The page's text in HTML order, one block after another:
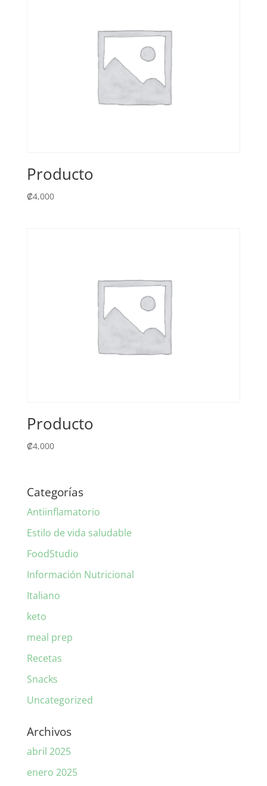
Producto
₡4,000
Producto
₡4,000
Categorías
Antiinflamatorio
Estilo de vida saludable
FoodStudio
Información Nutricional
Italiano
keto
meal prep
Recetas
Snacks
Uncategorized
Archivos
abril 2025
enero 2025